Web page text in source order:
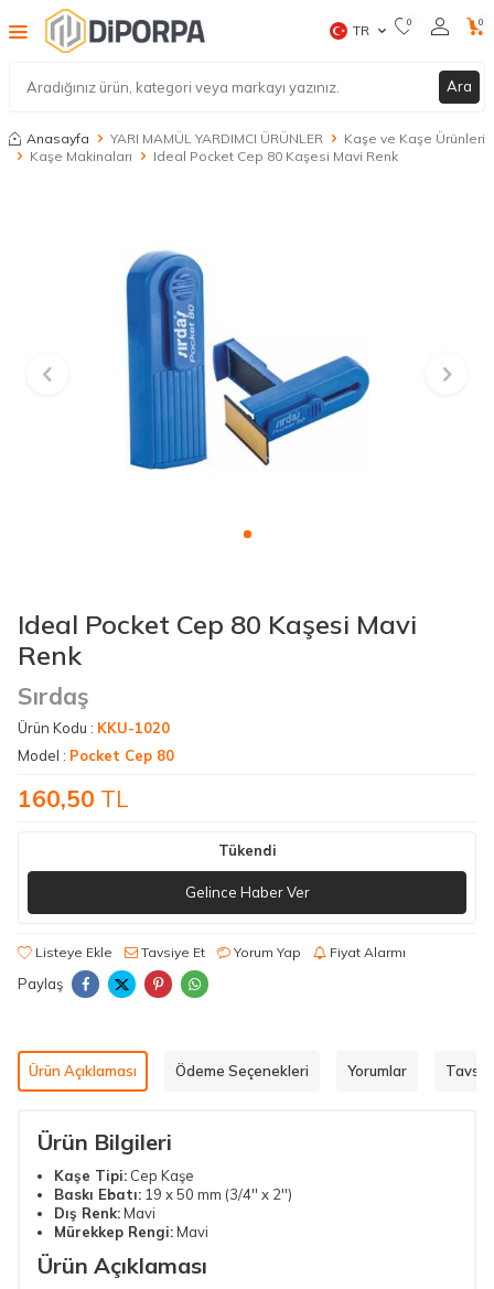
Ara
TR 0 0
Anasayfa YARI MAMÜL YARDIMCI ÜRÜNLER
Kaşe ve Kaşe Ürünleri
Kaşe Makinaları
Ideal Pocket Cep 80 Kaşesi Mavi Renk
Ideal Pocket Cep 80 Kaşesi Mavi
Renk
Sırdaş
Ürün Kodu : KKU-1020
Model : Pocket Cep 80
160,50 TL
Tükendi
Gelince Haber Ver
Listeye Ekle Tavsiye Et Yorum Yap Fiyat Alarmı
Paylaş
Ürün Açıklaması Ödeme Seçenekleri Yorumlar
Ürün Bilgileri
Kaşe Tipi: Cep Kaşe
Baskı Ebatı: 19 x 50 mm (3/4'' x 2'')
Dış Renk:Mavi
Mürekkep Rengi:Mavi
Ürün Açıklaması